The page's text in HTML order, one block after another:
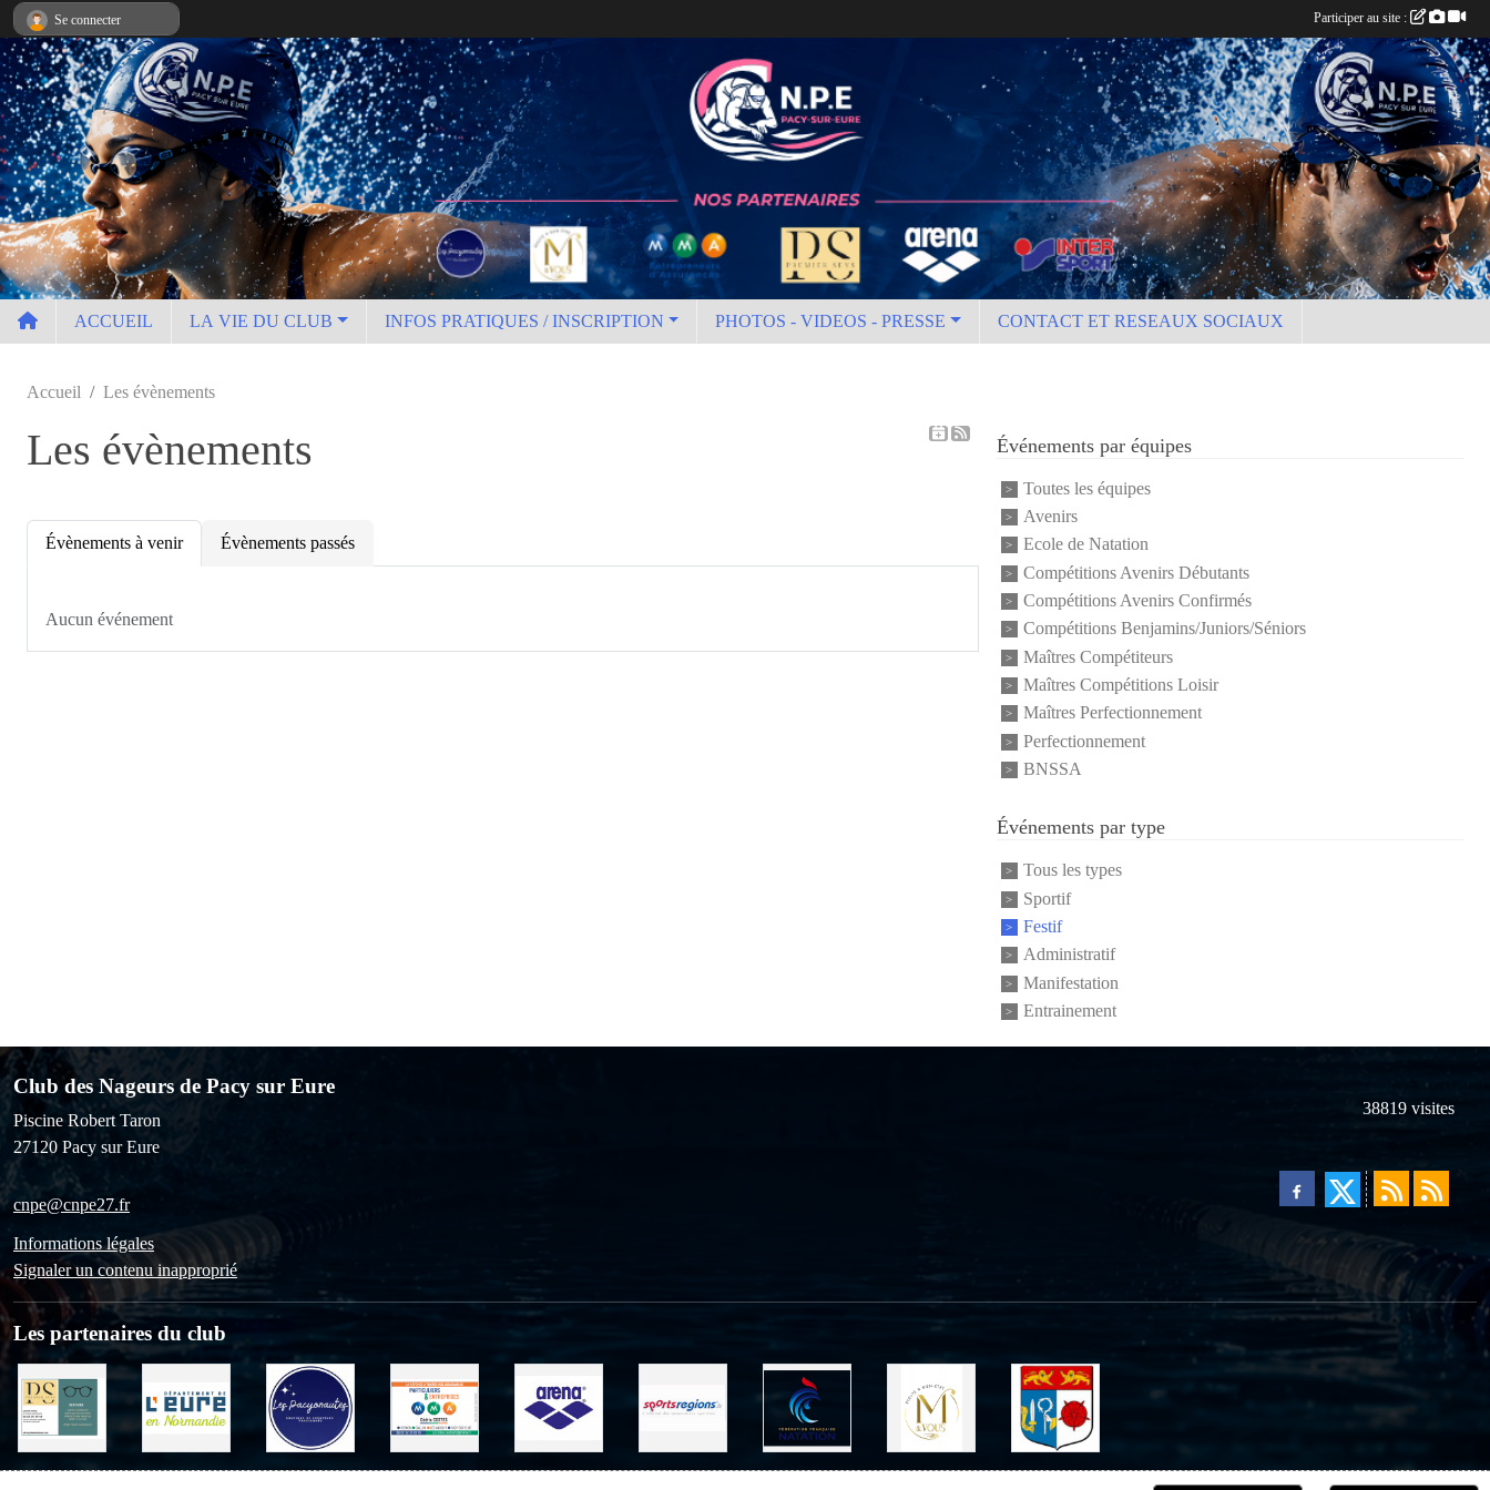
ACCUEIL LA VIE DU CLUB INFOS PRATIQUES / INSCRIPTION PHOTOS - VIDEOS - PRESSE CONTACT ET RESEAUX SOCIAUX
Accueil Les évènements
Les évènements
Évènements à venir Évènements passés
Aucun événement
Événements par équipes
Toutes les équipes
Avenirs
Ecole de Natation
Compétitions Avenirs Débutants
Compétitions Avenirs Confirmés
Compétitions Benjamins/Juniors/Séniors
Maîtres Compétiteurs
Maîtres Compétitions Loisir
Maîtres Perfectionnement
Perfectionnement
BNSSA
Événements par type
Tous les types
Sportif
Festif
Administratif
Manifestation
Entrainement
Club des Nageurs de Pacy sur Eure
Piscine Robert Taron
27120 Pacy sur Eure
cnpe@cnpe27.fr
Informations légales
Signaler un contenu inapproprié
38819 visites
Les partenaires du club
Se connecter Participer au site :
Panneau de gestion des cookies